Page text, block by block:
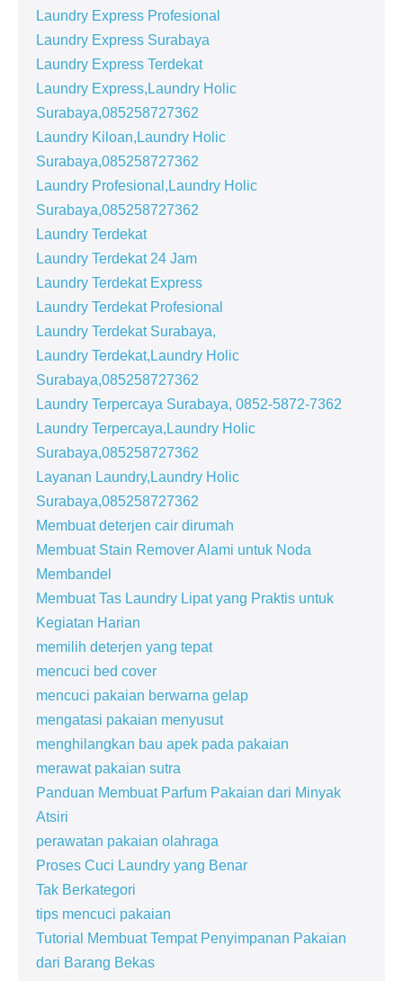
Laundry Express Profesional
Laundry Express Surabaya
Laundry Express Terdekat
Laundry Express,Laundry Holic
Surabaya,085258727362
Laundry Kiloan,Laundry Holic
Surabaya,085258727362
Laundry Profesional,Laundry Holic
Surabaya,085258727362
Laundry Terdekat
Laundry Terdekat 24 Jam
Laundry Terdekat Express
Laundry Terdekat Profesional
Laundry Terdekat Surabaya,
Laundry Terdekat,Laundry Holic
Surabaya,085258727362
Laundry Terpercaya Surabaya, 0852-5872-7362
Laundry Terpercaya,Laundry Holic
Surabaya,085258727362
Layanan Laundry,Laundry Holic
Surabaya,085258727362
Membuat deterjen cair dirumah
Membuat Stain Remover Alami untuk Noda
Membandel
Membuat Tas Laundry Lipat yang Praktis untuk
Kegiatan Harian
memilih deterjen yang tepat
mencuci bed cover
mencuci pakaian berwarna gelap
mengatasi pakaian menyusut
menghilangkan bau apek pada pakaian
merawat pakaian sutra
Panduan Membuat Parfum Pakaian dari Minyak
Atsiri
perawatan pakaian olahraga
Proses Cuci Laundry yang Benar
Tak Berkategori
tips mencuci pakaian
Tutorial Membuat Tempat Penyimpanan Pakaian
dari Barang Bekas